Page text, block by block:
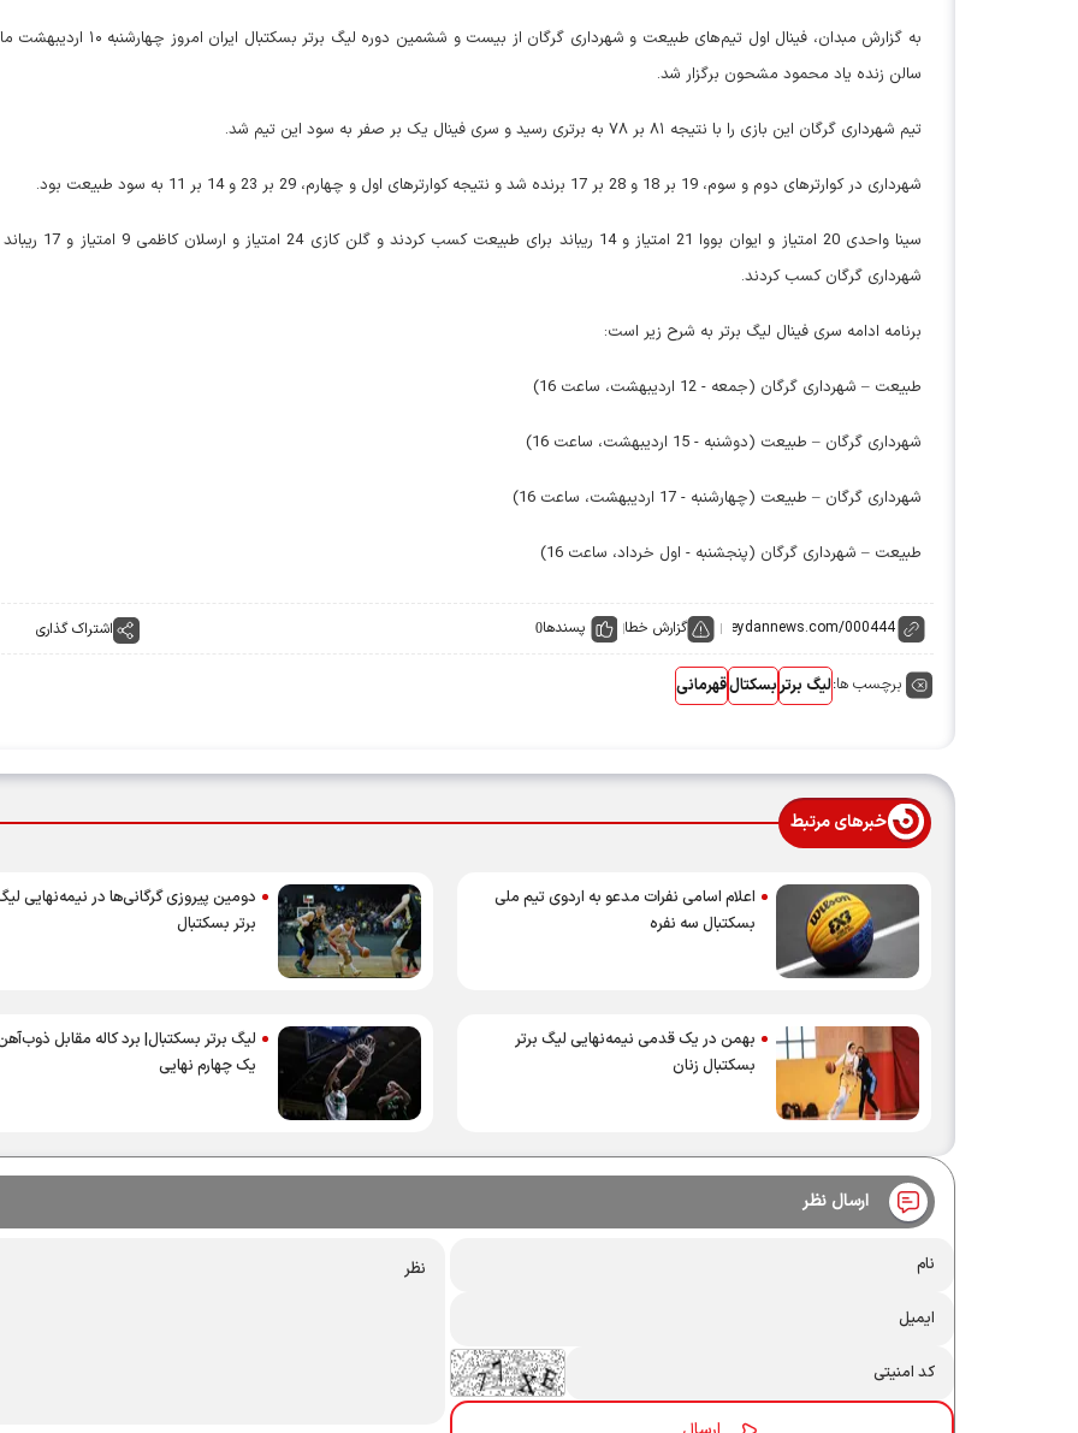
به گزارش مبدان، فینال اول تیم‌های طبیعت و شهرداری گرگان از بیست و ششمین دوره لیگ برتر بسکتبال
سالن زنده یاد محمود مشحون برگزار شد.
تیم شهرداری گرگان این بازی را با نتیجه ۸۱ بر ۷۸ به برتری رسید و سری فینال یک بر صفر به سود این تیم شد.
شهرداری در کوارترهای دوم و سوم، 19 بر 18 و 28 بر 17 برنده شد و نتیجه کوارترهای اول و چهارم، 29 بر 23 و 14 بر 11 به سود طبیعت بود.
سینا واحدی 20 امتیاز و ایوان بووا 21 امتیاز و 14 ریباند برای طبیعت
شهرداری گرگان کسب کردند.
برنامه ادامه سری فینال لیگ برتر به شرح زیر است:
طبیعت – شهرداری گرگان (جمعه - 12 اردیبهشت، ساعت 16)
شهرداری گرگان – طبیعت (دوشنبه - 15 اردیبهشت، ساعت 16)
شهرداری گرگان – طبیعت (چهارشنبه - 17 اردیبهشت، ساعت 16)
طبیعت – شهرداری گرگان (پنجشنبه - اول خرداد، ساعت 16)
گزارش خطا پسندها0 اشتراک گذاری
برچسب ها:لیگ برتربسکتالقهرمانی
خبرهای مرتبط
اعلام اسامی نفرات مدعو به اردوی تیم ملی
بسکتبال سه نفره
دومین پیروزی گرگانی‌ها در نیمه‌نهایی
برتر بسکتبال
بهمن در یک قدمی نیمه‌نهایی لیگ برتر
بسکتبال زنان
لیگ برتر بسکتبال| برد کاله مقابل
یک چهارم نهایی
ارسال نظر
پرتابگر نیزه المپیکی که ماهی